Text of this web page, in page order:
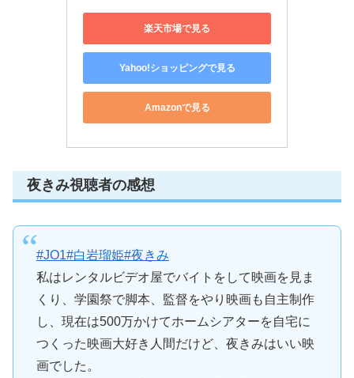
楽天市場で見る
Yahoo!ショッピングで見る
Amazonで見る
夜きみ視聴者の感想
#JO1#白岩瑠姫#夜きみ
私はレンタルビデオ屋でバイトをして映画を見ま
くり、学園祭で脚本、監督をやり映画も自主制作
し、現在は500万かけてホームシアターを自宅に
つくった映画大好き人間だけど、夜きみはいい映
画でした。